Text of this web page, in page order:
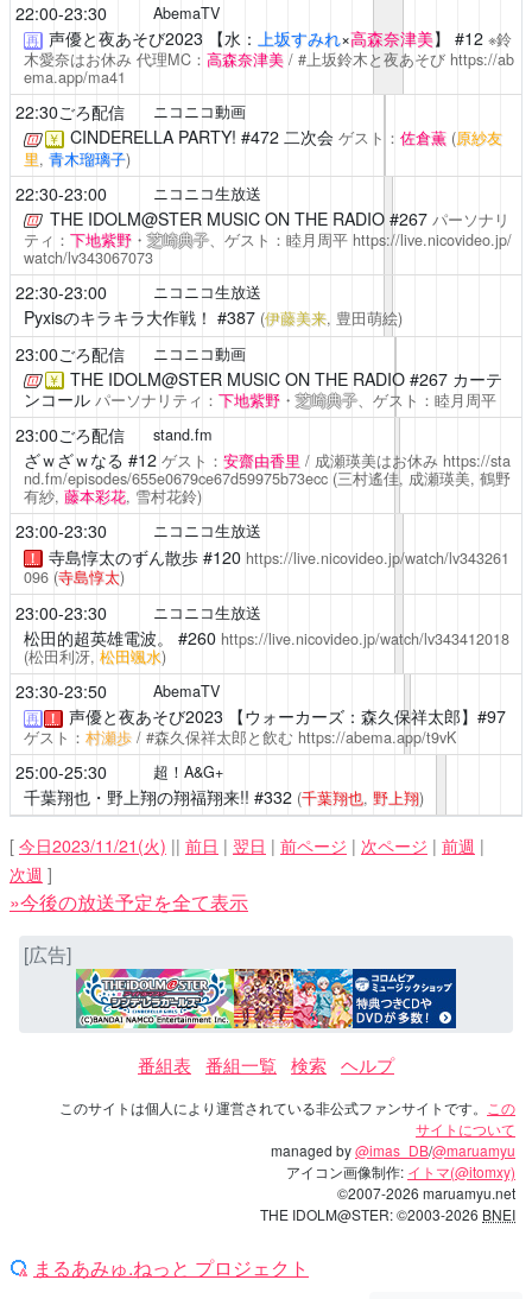
22:00-23:30 AbemaTV
再 声優と夜あそび2023 【水： 上坂すみれ×高森奈津美】 #12 ※鈴
木愛奈はお休み 代理MC： 高森奈津美/ #上坂鈴木と夜あそび https://ab
ema.app/ma41
22:30ごろ配信 ニコニコ動画
￥ CINDERELLA PARTY! #472 二次会 ゲスト： 佐倉薫 (原紗友
里, 青木瑠璃子)
22:30-23:00 ニコニコ生放送
THE IDOLM@STER MUSIC ON THE RADIO#267 パーソナリ
ティ： 下地紫野・芝崎典子、ゲスト：睦月周平 https://live.nicovideo.jp/
watch/lv343067073
22:30-23:00 ニコニコ生放送
Pyxisのキラキラ大作戦！ #387 (伊藤美来, 豊田萌絵)
23:00ごろ配信 ニコニコ動画
￥ THE IDOLM@STER MUSIC ON THE RADIO#267 カーテ
ンコール パーソナリティ： 下地紫野・芝崎典子、ゲスト：睦月周平
23:00ごろ配信 stand.fm
ざｗざｗなる #12 ゲスト： 安齋由香里 / 成瀬瑛美はお休み https://sta
nd.fm/episodes/655e0679ce67d59975b73ecc (三村遙佳, 成瀬瑛美, 鶴野
有紗, 藤本彩花, 雪村花鈴)
23:00-23:30 ニコニコ生放送
！ 寺島惇太のずん散歩#120 https://live.nicovideo.jp/watch/lv343261
096 (寺島惇太)
23:00-23:30 ニコニコ生放送
松田的超英雄電波。 #260 https://live.nicovideo.jp/watch/lv343412018
(松田利冴, 松田颯水)
23:30-23:50 AbemaTV
再 ！ 声優と夜あそび2023 【ウォーカーズ：森久保祥太郎】#97
ゲスト： 村瀬歩/ #森久保祥太郎と飲む https://abema.app/t9vK
25:00-25:30 超！A&G+
千葉翔也・野上翔の翔福翔来!! #332 (千葉翔也, 野上翔)
[ 今日2023/11/21(火) || 前日 | 翌日 | 前ページ | 次ページ | 前週 |
次週 ]
»今後の放送予定を全て表示
[広告]
番組表 番組一覧 検索 ヘルプ
このサイトは個人により運営されている非公式ファンサイトです。
この
サイトについて
managed by@imas_DB/@maruamyu
アイコン画像制作: イトマ(@itomxy)
©2007-2026 maruamyu.net
THE IDOLM@STER: ©2003-2026 BNEI
まるあみゅ.ねっと プロジェクト